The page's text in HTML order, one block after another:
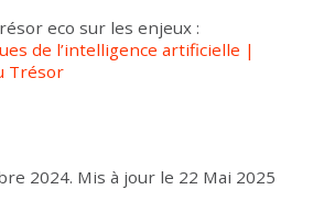
eco sur les enjeux :
de l’intelligence artificielle |
Trésor
2024. Mis à jour le 22 Mai 2025